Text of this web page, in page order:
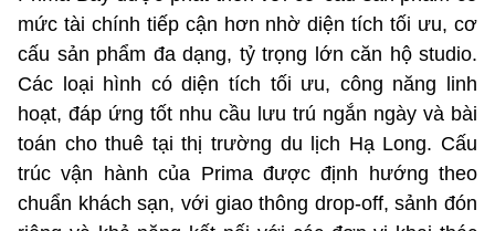
mức tài chính tiếp cận hơn nhờ diện tích tối ưu, cơ
cấu sản phẩm đa dạng, tỷ trọng lớn căn hộ studio.
Các loại hình có diện tích tối ưu, công năng linh
hoạt, đáp ứng tốt nhu cầu lưu trú ngắn ngày và bài
toán cho thuê tại thị trường du lịch Hạ Long. Cấu
trúc vận hành của Prima được định hướng theo
chuẩn khách sạn, với giao thông drop-off, sảnh đón